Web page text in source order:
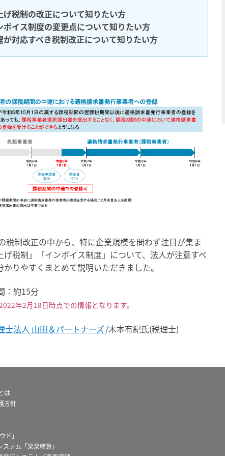
げ税制の改正について知りたい方
ボイス制度の変更点について知りたい方
が対応すべき税制改正について知りたい方
税制改正の中から、特に企業規模を問わず注目が集ま
げ税制」「インボイス制度」について、法人が注意すべ
かりやすくまとめて説明いただきました。
：約15分
年2月18日時点での情報となります。
士法人 山田＆パートナーズ/木本有紀氏(税理士)
は
方針
ド」
テム「楽楽精算」